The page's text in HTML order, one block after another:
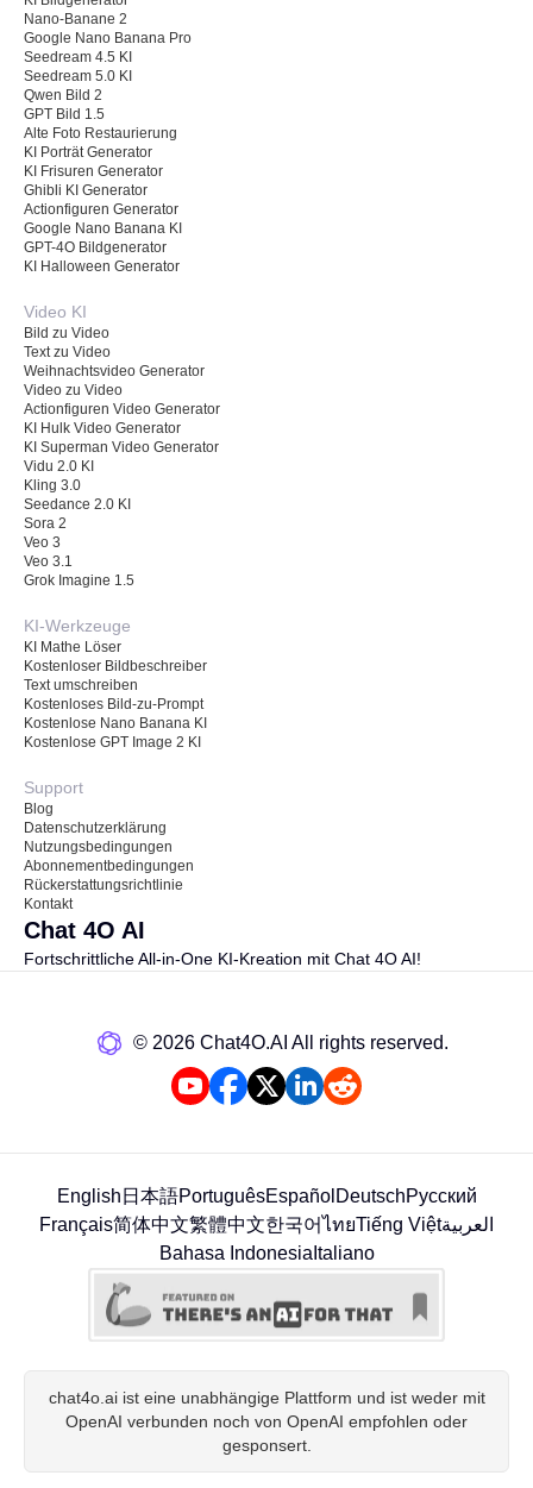
Nano-Banane 2
Google Nano Banana Pro
Seedream 4.5 KI
Seedream 5.0 KI
Qwen Bild 2
GPT Bild 1.5
Alte Foto Restaurierung
KI Porträt Generator
KI Frisuren Generator
Ghibli KI Generator
Actionfiguren Generator
Google Nano Banana KI
GPT-4O Bildgenerator
KI Halloween Generator
Video KI
Bild zu Video
Text zu Video
Weihnachtsvideo Generator
Video zu Video
Actionfiguren Video Generator
KI Hulk Video Generator
KI Superman Video Generator
Vidu 2.0 KI
Kling 3.0
Seedance 2.0 KI
Sora 2
Veo 3
Veo 3.1
Grok Imagine 1.5
KI-Werkzeuge
KI Mathe Löser
Kostenloser Bildbeschreiber
Text umschreiben
Kostenloses Bild-zu-Prompt
Kostenlose Nano Banana KI
Kostenlose GPT Image 2 KI
Support
Blog
Datenschutzerklärung
Nutzungsbedingungen
Abonnementbedingungen
Rückerstattungsrichtlinie
Kontakt
Chat 4O AI
Fortschrittliche All-in-One KI-Kreation mit Chat 4O AI!
©️ 2026 Chat4O.AI All rights reserved.
English 日本語PortuguêsEspañol DeutschРусский
Français简体中文繁體中文한국어ไทยTiếng Việtالعربية
Bahasa Indonesia Italiano
chat4o.ai ist eine unabhängige Plattform und ist weder mit
OpenAI verbunden noch von OpenAI empfohlen oder
gesponsert.